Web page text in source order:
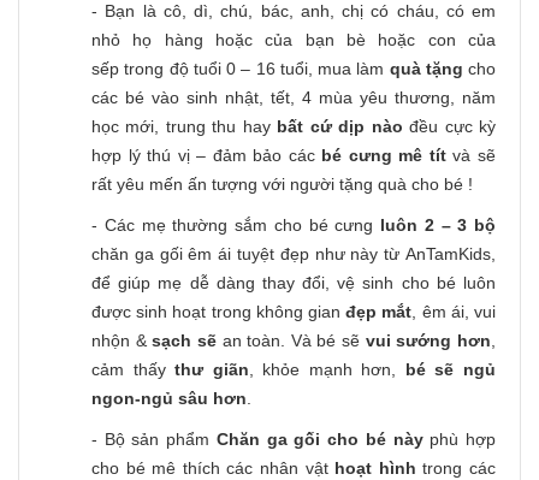
- Bạn là cô, dì, chú, bác, anh, chị có cháu, có em
nhỏ họ hàng hoặc của bạn bè hoặc con của
sếp trong độ tuổi 0 – 16 tuổi, mua làm quà tặng cho
các bé vào sinh nhật, tết, 4 mùa yêu thương, năm
học mới, trung thu hay bất cứ dịp nào đều cực kỳ
hợp lý thú vị – đảm bảo các bé cưng mê títvà sẽ
rất yêu mến ấn tượng với người tặng quà cho bé !
- Các mẹ thường sắm cho bé cưng luôn 2 – 3 bộ
chăn ga gối êm ái tuyệt đẹp như này từ AnTamKids,
để giúp mẹ dễ dàng thay đổi, vệ sinh cho bé luôn
được sinh hoạt trong không gianđẹp mắt, êm ái, vui
nhộn &sạch sẽ an toàn. Và bé sẽ vui sướng hơn,
cảm thấythư giãn, khỏe mạnh hơn, bé sẽ ngủ
ngon-ngủ sâu hơn.
- Bộ sản phẩm Chăn ga gối cho bé nàyphù hợp
cho bé mê thích các nhân vật hoạt hình trong các